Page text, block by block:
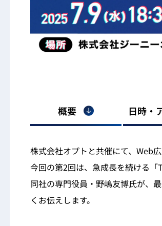
概要 日時・
株式会社オプトと共催にて、Web
今回の第2回は、急成長を続ける「
同社の専門役員・野嶋友博氏が、
くお伝えします。